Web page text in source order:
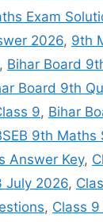
Exam
2026, 9th
, Bihar Board
Board 9th
9, Bihar
9th Maths
Answer Key,
July 2026,
, Class 9